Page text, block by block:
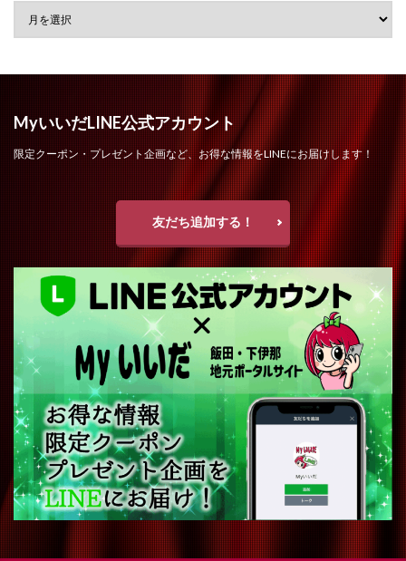
MyいいだLINE公式アカウント
限定クーポン・プレゼント企画など、お得な情報をLINEにお届けします！
友だち追加する！